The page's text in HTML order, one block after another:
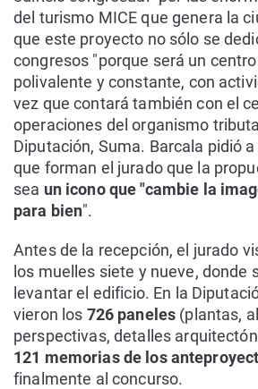
del turismo MICE que genera la
que este proyecto no sólo se
congresos "porque será un
polivalente y constante, con
vez que contará también con el
operaciones del organismo
Diputación, Suma. Barcala pidió
que forman el jurado que la
sea un icono que "cambie la
para bien".
Antes de la recepción, el jurado
los muelles siete y nueve, donde
levantar el edificio. En la
vieron los 726 paneles (plantas,
perspectivas, detalles
121 memorias de los
finalmente al concurso.